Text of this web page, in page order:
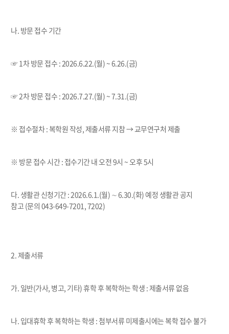
나. 방문 접수 기간
☞1차 방문 접수 : 2026.6.22.(월) ~ 6.26.(금)
☞2차 방문 접수 : 2026.7.27.(월) ~ 7.31.(금)
※ 접수절차:복학원 작성 제출서류 지참→ 교무연구처 제출
※ 방문 접수 시간: 접수기간 내 오전 9시 ~ 오후 5시
다. 생활관 신청기간: 2026.6.1.(월) ∼6.30.(화) 예정 생활관 공지
참고 (문의 043-649-7201, 7202)
2. 제출서류
가. 일반(가사, 병고 기타)휴학 후 복학하는 학생 :제출서류 없음
나. 입대휴학 후 복학하는 학생 : 첨부서류 미제출시에는 복학 접수 불가